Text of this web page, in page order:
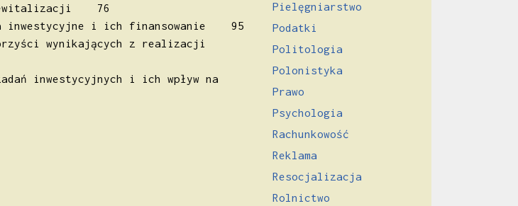
76
inwestycyjne i ich finansowanie 95
wynikających z realizacji
inwestycyjnych i ich wpływ na
Pielęgniarstwo
Podatki
Politologia
Polonistyka
Prawo
Psychologia
Rachunkowość
Reklama
Resocjalizacja
Rolnictwo